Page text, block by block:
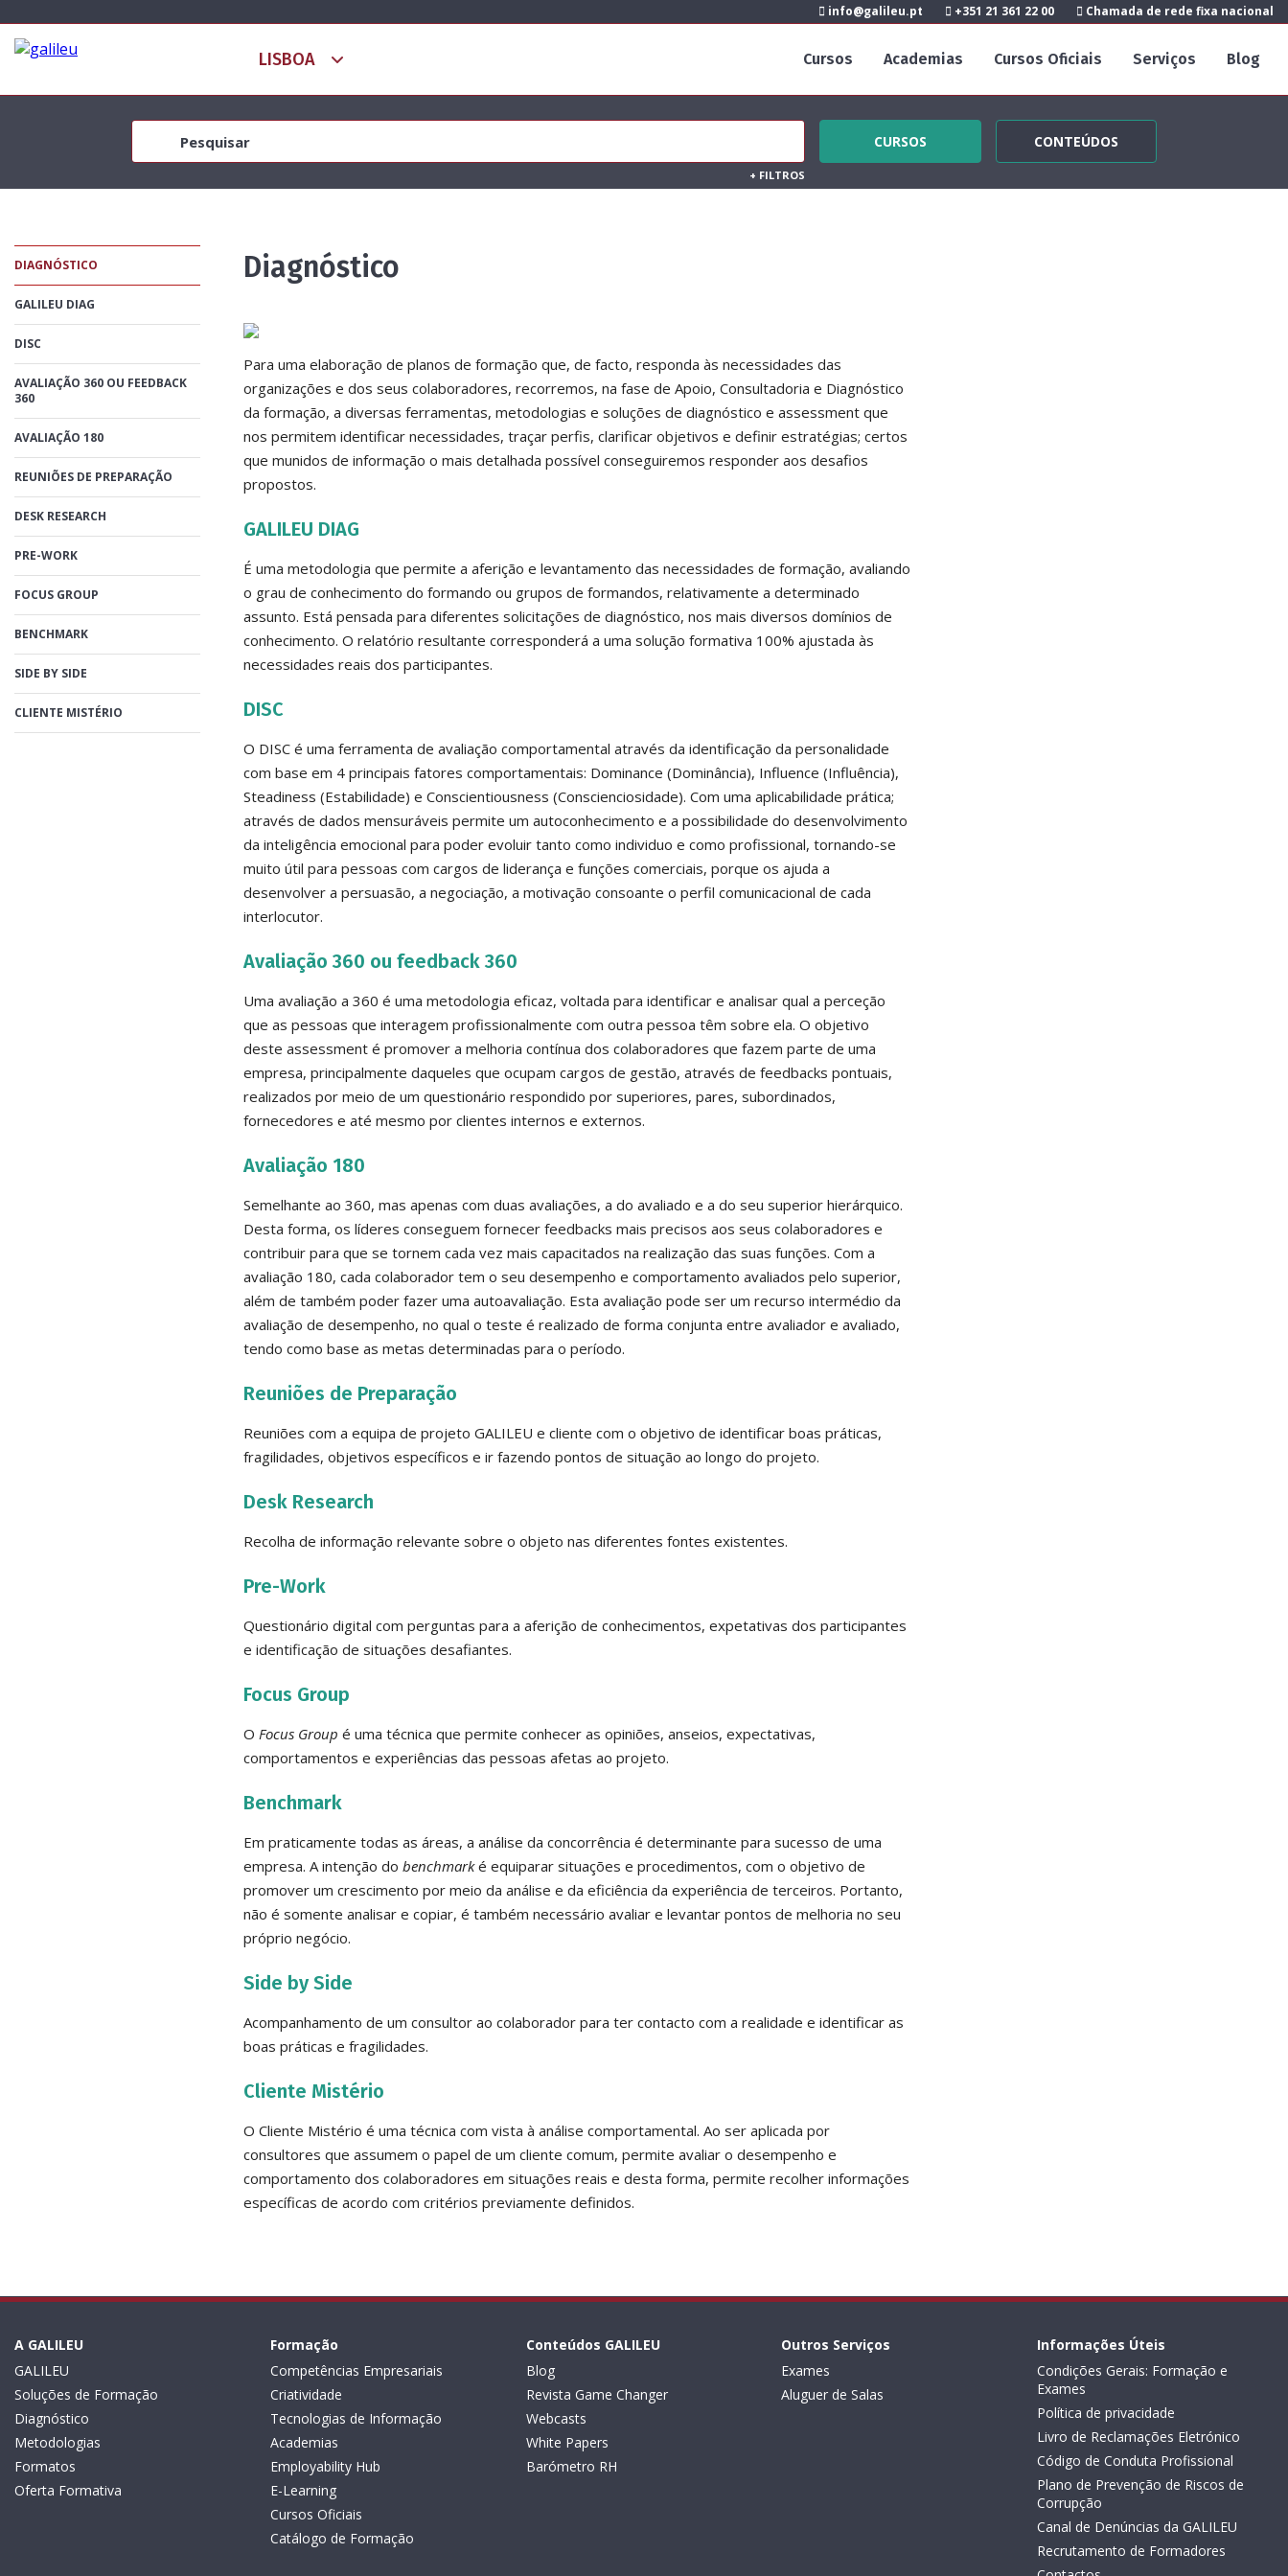
info@galileu.pt +351 21 361 22 00 Chamada de rede fixa nacional
Cursos Academias Cursos Oficiais Serviços Blog
CURSOS CONTEÚDOS
+ FILTROS
DIAGNÓSTICO
GALILEU DIAG
DISC
AVALIAÇÃO 360 OU FEEDBACK
360
AVALIAÇÃO 180
REUNIÕES DE PREPARAÇÃO
DESK RESEARCH
PRE-WORK
FOCUS GROUP
BENCHMARK
SIDE BY SIDE
CLIENTE MISTÉRIO
Diagnóstico
Para uma elaboração de planos de formação que, de facto, responda às necessidades das
organizações e dos seus colaboradores, recorremos, na fase de Apoio, Consultadoria e Diagnóstico
da formação, a diversas ferramentas, metodologias e soluções de diagnóstico e assessment que
nos permitem identificar necessidades, traçar perfis, clarificar objetivos e definir estratégias; certos
que munidos de informação o mais detalhada possível conseguiremos responder aos desafios
propostos.
GALILEU DIAG
É uma metodologia que permite a aferição e levantamento das necessidades de formação, avaliando
o grau de conhecimento do formando ou grupos de formandos, relativamente a determinado
assunto. Está pensada para diferentes solicitações de diagnóstico, nos mais diversos domínios de
conhecimento. O relatório resultante corresponderá a uma solução formativa 100% ajustada às
necessidades reais dos participantes.
DISC
O DISC é uma ferramenta de avaliação comportamental através da identificação da personalidade
com base em 4 principais fatores comportamentais: Dominance (Dominância), Influence (Influência),
Steadiness (Estabilidade) e Conscientiousness (Conscienciosidade). Com uma aplicabilidade prática;
através de dados mensuráveis permite um autoconhecimento e a possibilidade do desenvolvimento
da inteligência emocional para poder evoluir tanto como individuo e como profissional, tornando-se
muito útil para pessoas com cargos de liderança e funções comerciais, porque os ajuda a
desenvolver a persuasão, a negociação, a motivação consoante o perfil comunicacional de cada
interlocutor.
Avaliação 360 ou feedback 360
Uma avaliação a 360 é uma metodologia eficaz, voltada para identificar e analisar qual a perceção
que as pessoas que interagem profissionalmente com outra pessoa têm sobre ela. O objetivo
deste assessment é promover a melhoria contínua dos colaboradores que fazem parte de uma
empresa, principalmente daqueles que ocupam cargos de gestão, através de feedbacks pontuais,
realizados por meio de um questionário respondido por superiores, pares, subordinados,
fornecedores e até mesmo por clientes internos e externos.
Avaliação 180
Semelhante ao 360, mas apenas com duas avaliações, a do avaliado e a do seu superior hierárquico.
Desta forma, os líderes conseguem fornecer feedbacks mais precisos aos seus colaboradores e
contribuir para que se tornem cada vez mais capacitados na realização das suas funções. Com a
avaliação 180, cada colaborador tem o seu desempenho e comportamento avaliados pelo superior,
além de também poder fazer uma autoavaliação. Esta avaliação pode ser um recurso intermédio da
avaliação de desempenho, no qual o teste é realizado de forma conjunta entre avaliador e avaliado,
tendo como base as metas determinadas para o período.
Reuniões de Preparação
Reuniões com a equipa de projeto GALILEU e cliente com o objetivo de identificar boas práticas,
fragilidades, objetivos específicos e ir fazendo pontos de situação ao longo do projeto.
Desk Research
Recolha de informação relevante sobre o objeto nas diferentes fontes existentes.
Pre-Work
Questionário digital com perguntas para a aferição de conhecimentos, expetativas dos participantes
e identificação de situações desafiantes.
Focus Group
O Focus Group é uma técnica que permite conhecer as opiniões, anseios, expectativas,
comportamentos e experiências das pessoas afetas ao projeto.
Benchmark
Em praticamente todas as áreas, a análise da concorrência é determinante para sucesso de uma
empresa. A intenção do benchmarké equiparar situações e procedimentos, com o objetivo de
promover um crescimento por meio da análise e da eficiência da experiência de terceiros. Portanto,
não é somente analisar e copiar, é também necessário avaliar e levantar pontos de melhoria no seu
próprio negócio.
Side by Side
Acompanhamento de um consultor ao colaborador para ter contacto com a realidade e identificar as
boas práticas e fragilidades.
Cliente Mistério
O Cliente Mistério é uma técnica com vista à análise comportamental. Ao ser aplicada por
consultores que assumem o papel de um cliente comum, permite avaliar o desempenho e
comportamento dos colaboradores em situações reais e desta forma, permite recolher informações
específicas de acordo com critérios previamente definidos.
A GALILEU
GALILEU
Soluções de Formação
Diagnóstico
Metodologias
Formatos
Oferta Formativa
Formação
Competências Empresariais
Criatividade
Tecnologias de Informação
Academias
Employability Hub
E-Learning
Cursos Oficiais
Catálogo de Formação
Conteúdos GALILEU
Blog
Revista Game Changer
Webcasts
White Papers
Barómetro RH
Outros Serviços
Exames
Aluguer de Salas
Informações Úteis
Condições Gerais: Formação e
Exames
Política de privacidade
Livro de Reclamações Eletrónico
Código de Conduta Profissional
Plano de Prevenção de Riscos de
Corrupção
Canal de Denúncias da GALILEU
Recrutamento de Formadores